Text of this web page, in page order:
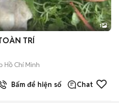
1
TRÍ
Hồ Chí Minh
Bấm để hiện số Chat